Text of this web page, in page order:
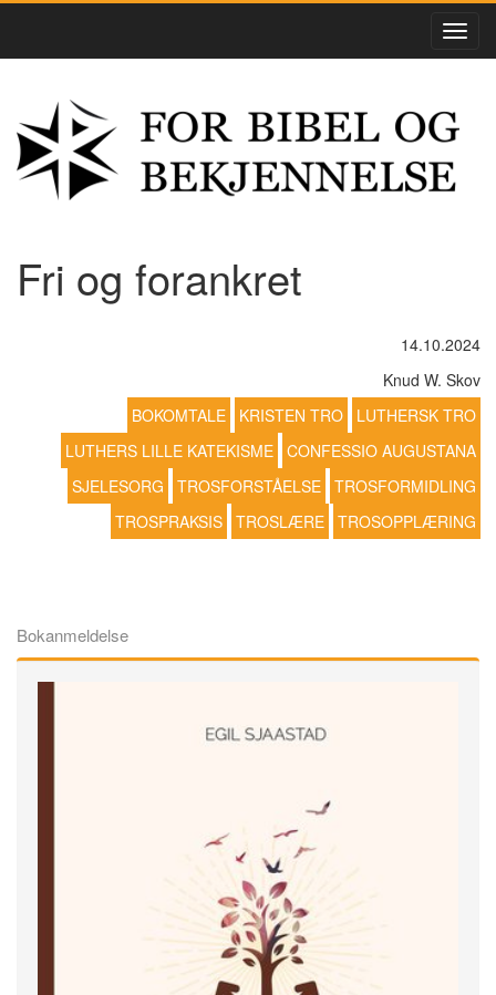
Fri og forankret
14.10.2024
Knud W. Skov
BOKOMTALE
KRISTEN TRO
LUTHERSK TRO
LUTHERS LILLE KATEKISME CONFESSIO AUGUSTANA
SJELESORG
TROSFORSTÅELSE TROSFORMIDLING
TROSPRAKSIS TROSLÆRE TROSOPPLÆRING
Bokanmeldelse